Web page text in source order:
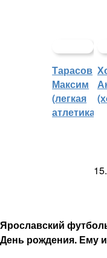
Тарасов
Максим
(легкая
атлетика)
Ярославский
День рождения. Ему